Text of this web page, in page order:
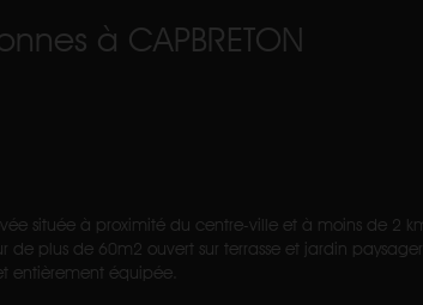
à CAPBRETON
située à proximité du centre-ville et à moins de 2
plus de 60m2 ouvert sur terrasse et jardin
entièrement équipée.